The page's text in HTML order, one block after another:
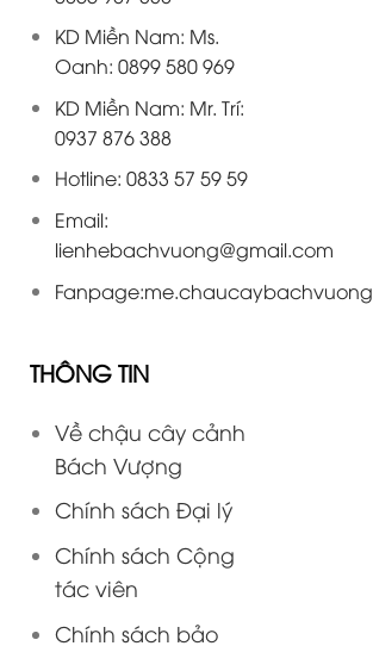
KD Miền Nam: Ms.
Oanh: 0899 580 969
KD Miền Nam: Mr. Trí:
0937 876 388
Hotline: 0833 57 59 59
Email:
lienhebachvuong@gmail.com
Fanpage:me.chaucaybachvuong
THÔNG TIN
Về chậu cây cảnh
Bách Vượng
Chính sách Đại lý
Chính sách Cộng
tác viên
Chính sách bảo